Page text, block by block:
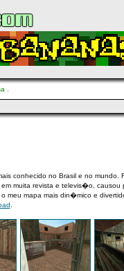
conhecido no Brasil e no mundo.
muita revista e televis�o,
meu mapa mais din�mico e